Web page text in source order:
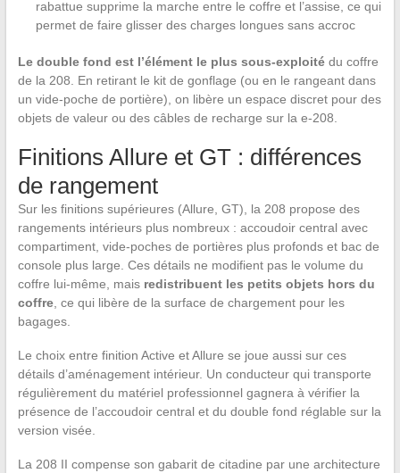
rabattue supprime la marche entre le coffre et l’assise, ce qui
permet de faire glisser des charges longues sans accroc
Le double fond est l’élément le plus sous-exploitédu coffre
de la 208. En retirant le kit de gonflage (ou en le rangeant dans
un vide-poche de portière), on libère un espace discret pour des
objets de valeur ou des câbles de recharge sur la e-208.
Finitions Allure et GT : différences
de rangement
Sur les finitions supérieures (Allure, GT), la 208 propose des
rangements intérieurs plus nombreux : accoudoir central avec
compartiment, vide-poches de portières plus profonds et bac de
console plus large. Ces détails ne modifient pas le volume du
coffre lui-même, mais redistribuent les petits objets hors du
coffre, ce qui libère de la surface de chargement pour les
bagages.
Le choix entre finition Active et Allure se joue aussi sur ces
détails d’aménagement intérieur. Un conducteur qui transporte
régulièrement du matériel professionnel gagnera à vérifier la
présence de l’accoudoir central et du double fond réglable sur la
version visée.
La 208 II compense son gabarit de citadine par une architecture